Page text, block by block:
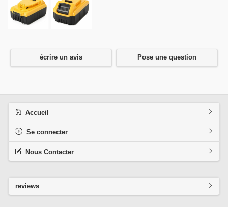
écrire un avis Pose une question
Accueil
Se connecter
Nous Contacter
reviews